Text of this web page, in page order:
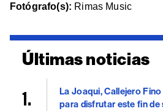
Fotógrafo(s): Rimas Music
Últimas noticias
La Joaqui, Callejero
para disfrutar este fin de